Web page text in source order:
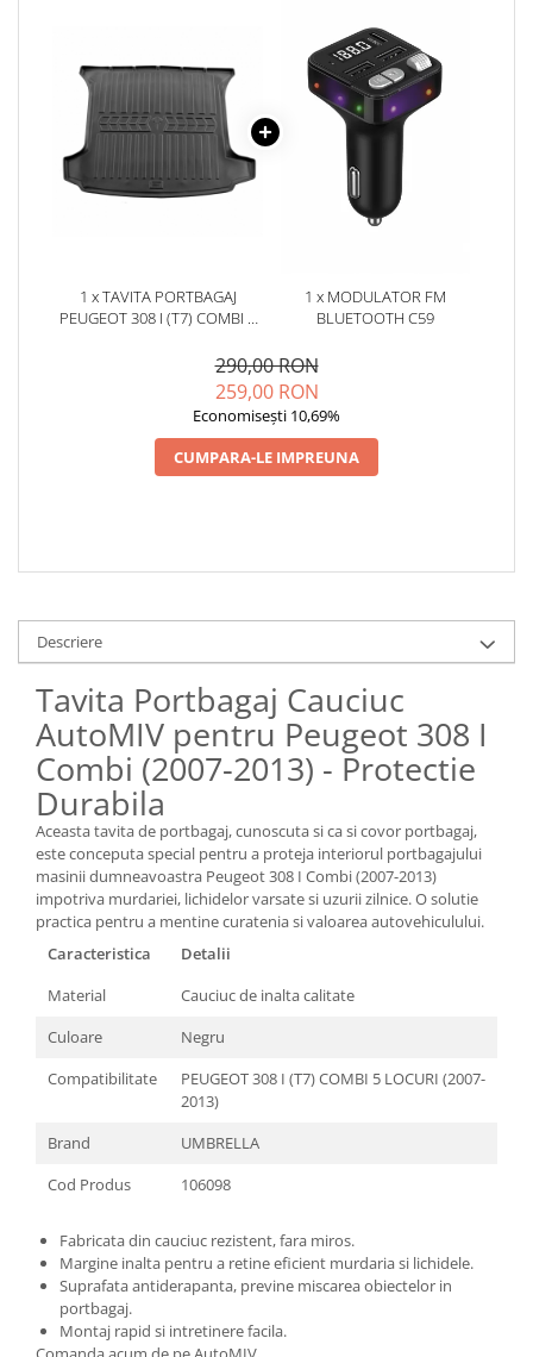
1 x TAVITA PORTBAGAJ
PEUGEOT 308 I (T7) COMBI 5
1 x MODULATOR FM
BLUETOOTH C59
290,00 RON
259,00 RON
Economisești 10,69%
CUMPARA-LE IMPREUNA
Descriere
Tavita Portbagaj Cauciuc
AutoMIV pentru Peugeot 308 I
Combi (2007-2013) - Protectie
Durabila
Aceasta tavita de portbagaj, cunoscuta si ca si covor portbagaj,
este conceputa special pentru a proteja interiorul portbagajului
masinii dumneavoastra Peugeot 308 I Combi (2007-2013)
impotriva murdariei, lichidelor varsate si uzurii zilnice. O solutie
practica pentru a mentine curatenia si valoarea autovehiculului.
Caracteristica
Detalii
Material
Cauciuc de inalta calitate
Culoare
Negru
Compatibilitate
PEUGEOT 308 I (T7) COMBI 5 LOCURI (2007-
2013)
Brand
UMBRELLA
Cod Produs
106098
Fabricata din cauciuc rezistent, fara miros.
Margine inalta pentru a retine eficient murdaria si lichidele.
Suprafata antiderapanta, previne miscarea obiectelor in
portbagaj.
Montaj rapid si intretinere facila.